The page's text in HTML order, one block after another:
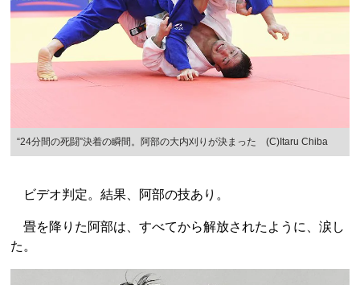
“24分間の死闘”決着の瞬間。阿部の大内刈りが決まった (C)Itaru Chiba
ビデオ判定。結果、阿部の技あり。
畳を降りた阿部は、すべてから解放されたように、涙し
た。